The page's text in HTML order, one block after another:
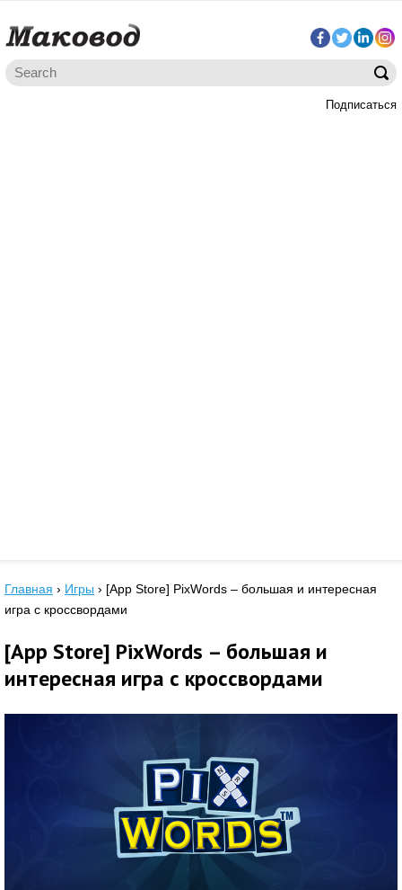
Подписаться
Главная › Игры › [App Store] PixWords – большая и интересная
игра с кроссвордами
[App Store] PixWords – большая и
интересная игра с кроссвордами